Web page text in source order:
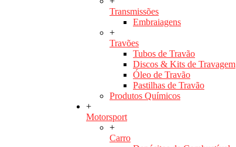
Transmissões
Embraiagens
+
Travões
Tubos de Travão
Discos & Kits de Travagem
Óleo de Travão
Pastilhas de Travão
Produtos Químicos
+
Motorsport
+
Carro